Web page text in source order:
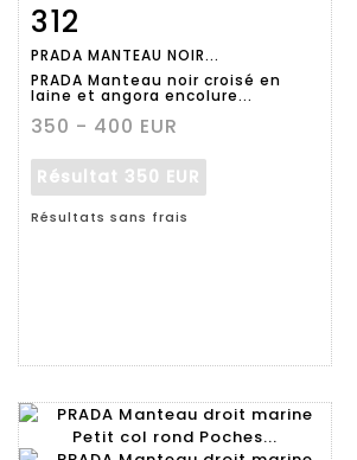
détaillée
312
PRADA MANTEAU NOIR...
PRADA Manteau noir croisé en
laine et angora encolure...
350 - 400 EUR
Résultat 350 EUR
Résultats sans frais